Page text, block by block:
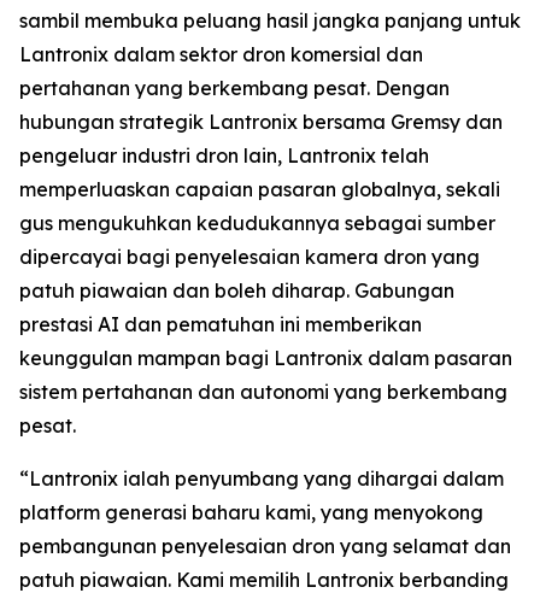
sambil membuka peluang hasil jangka panjang untuk
Lantronix dalam sektor dron komersial dan
pertahanan yang berkembang pesat. Dengan
hubungan strategik Lantronix bersama Gremsy dan
pengeluar industri dron lain, Lantronix telah
memperluaskan capaian pasaran globalnya, sekali
gus mengukuhkan kedudukannya sebagai sumber
dipercayai bagi penyelesaian kamera dron yang
patuh piawaian dan boleh diharap. Gabungan
prestasi AI dan pematuhan ini memberikan
keunggulan mampan bagi Lantronix dalam pasaran
sistem pertahanan dan autonomi yang berkembang
pesat.
“Lantronix ialah penyumbang yang dihargai dalam
platform generasi baharu kami, yang menyokong
pembangunan penyelesaian dron yang selamat dan
patuh piawaian. Kami memilih Lantronix berbanding